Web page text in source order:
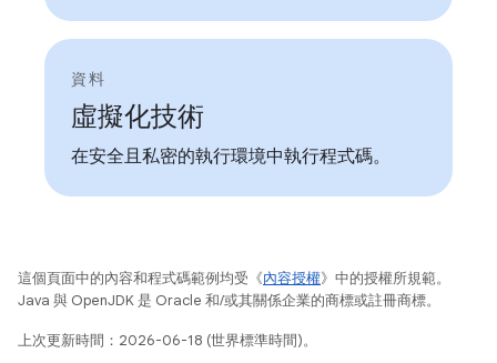
資料
虛擬化技術
在安全且私密的執行環境中執行程式碼。
這個頁面中的內容和程式碼範例均受《內容授權》中的授權所規範。
Java 與 OpenJDK 是 Oracle 和/或其關係企業的商標或註冊商標。
上次更新時間：2026-06-18 (世界標準時間)。